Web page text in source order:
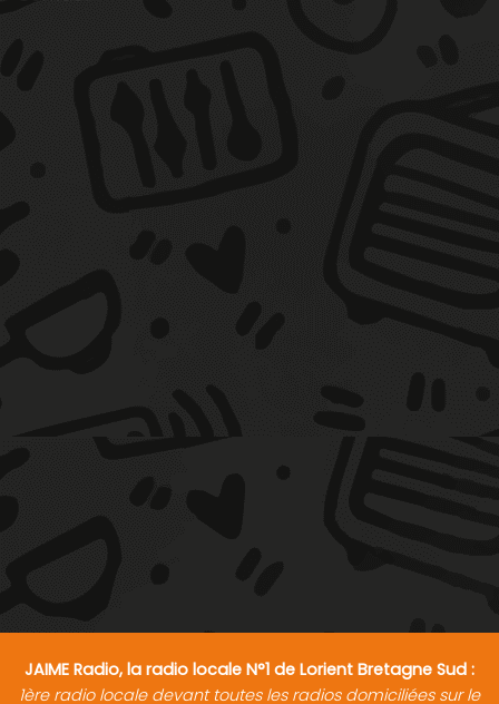
JAIME Radio, la radio locale N°1 de Lorient Bretagne Sud :
1ère radio locale devant toutes les radios domiciliées sur le